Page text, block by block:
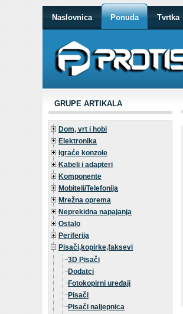
Naslovnica Ponuda Tvrtka
GRUPE ARTIKALA
Dom, vrt i hobi
Elektronika
Igraće konzole
Kabeli i adapteri
Komponente
Mobiteli/Telefonija
Mrežna oprema
Neprekidna napajanja
Ostalo
Periferija
Pisači,kopirke,faksevi
3D Pisači
Dodatci
Fotokopirni uređaji
Pisači
Pisači naljepnica